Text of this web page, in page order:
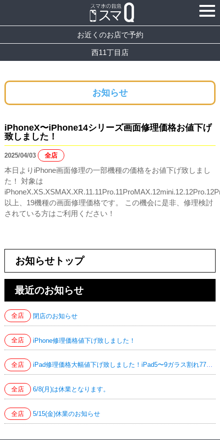
お近くのお店で予約
西11丁目店
お知らせ
iPhoneX〜iPhone14シリーズ画面修理価格お値下げ
致しました！
2025/04/03 全店
本日よりiPhone画面修理の一部機種の価格をお値下げ致しまし
た！ 対象は
以上、19機種の画面修理価格です。 この機会に是非、修理検討
されている方はご利用ください！
お知らせトップ
最近のお知らせ
全店 閉店のお知らせ
全店 iPhone修理価格値下げ致しました！
全店 iPad修理価格大幅値下げ致しました！iPad5〜9ガラス割れ7700円！iPad Air4/5液晶交換24200円！
全店 6/8(月)は休業となります。
全店 5/15(金)休業のお知らせ